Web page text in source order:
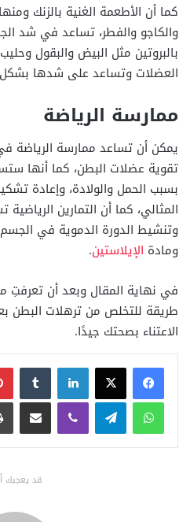
كما أن الأطعمة الغنية بالزنك
والكاجو والفطر، تساعد في شد
بالبروتين مثل البيض والبقول
العضلات وتساعد على شدها
ممارسة الرياضة
يمكن أن تساعد ممارسة الرياضة
تقوية عضلات البطن، كما أنها
بسبب الحمل والولادة، وإعادة
المثالي، كما أن التمارين
وتنشيط الدورة الدموية في الجسم،
ومادة الإيلاستين.
في نهاية المقال وبعد أن تعرفتِ
طريقة للتخلص من ترهلات البطن
الاعتناء بصحتك جيدًا.
فيسبوكX لينكدإن
واتساب تيلقرام ڤايبر مشاركة عبر
قد يعجبك